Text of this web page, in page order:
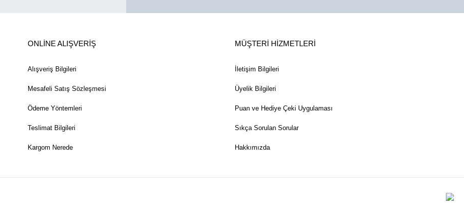
ONLİNE ALIŞVERİŞ
Alışveriş Bilgileri
Mesafeli Satış Sözleşmesi
Ödeme Yöntemleri
Teslimat Bilgileri
Kargom Nerede
MÜŞTERİ HİZMETLERİ
İletişim Bilgileri
Üyelik Bilgileri
Puan ve Hediye Çeki Uygulaması
Sıkça Sorulan Sorular
Hakkımızda